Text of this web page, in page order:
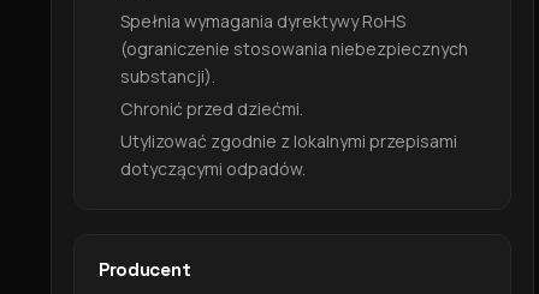
Spełnia wymagania dyrektywy RoHS
(ograniczenie stosowania niebezpiecznych
substancji).
Chronić przed dziećmi.
Utylizować zgodnie z lokalnymi przepisami
dotyczącymi odpadów.
Producent